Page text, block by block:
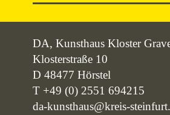
DA, Kunsthaus Kloster
Klosterstraße 10
D 48477 Hörstel
T +49 (0) 2551 694215
da-kunsthaus@kreis-